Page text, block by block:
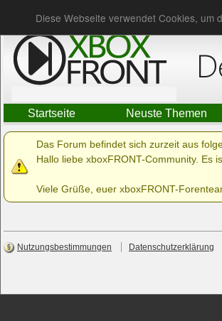
Diese Webseite verwendet Cookies, um
Du bist nicht angemeldet. Anmelden
Startseite Neuste Themen
Das Forum befindet sich zurzeit aus
Hallo liebe xboxFRONT-Community. Es
Viele Grüße, euer xboxFRONT-
Nutzungsbestimmungen Datenschutzerklärung